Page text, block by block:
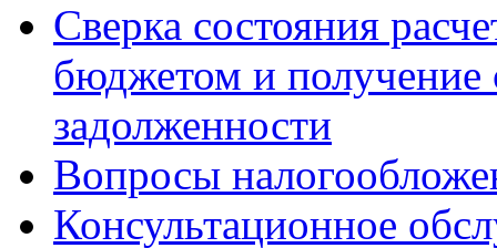
Сверка состояния
бюджетом и получение
задолженности
Вопросы
Консультационное